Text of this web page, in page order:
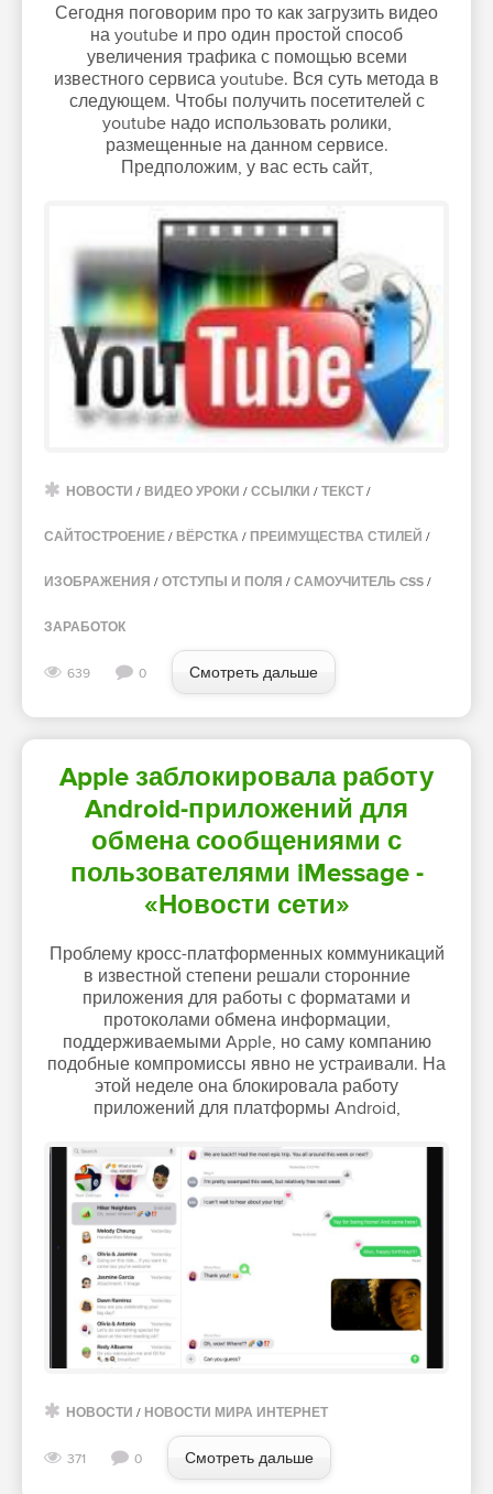
Сегодня поговорим про то как загрузить видео
на youtube и про один простой способ
увеличения трафика с помощью всеми
известного сервиса youtube. Вся суть метода в
следующем. Чтобы получить посетителей с
youtube надо использовать ролики,
размещенные на данном сервисе.
Предположим, у вас есть сайт,
НОВОСТИ / ВИДЕО УРОКИ / ССЫЛКИ / ТЕКСТ /
САЙТОСТРОЕНИЕ / ВЁРСТКА / ПРЕИМУЩЕСТВА СТИЛЕЙ /
ИЗОБРАЖЕНИЯ / ОТСТУПЫ И ПОЛЯ / САМОУЧИТЕЛЬ CSS /
ЗАРАБОТОК
639 0 Смотреть дальше
Apple заблокировала работу
Android-приложений для
обмена сообщениями с
пользователями iMessage -
«Новости сети»
Проблему кросс-платформенных коммуникаций
в известной степени решали сторонние
приложения для работы с форматами и
протоколами обмена информации,
поддерживаемыми Apple, но саму компанию
подобные компромиссы явно не устраивали. На
этой неделе она блокировала работу
приложений для платформы Android,
НОВОСТИ / НОВОСТИ МИРА ИНТЕРНЕТ
371 0 Смотреть дальше